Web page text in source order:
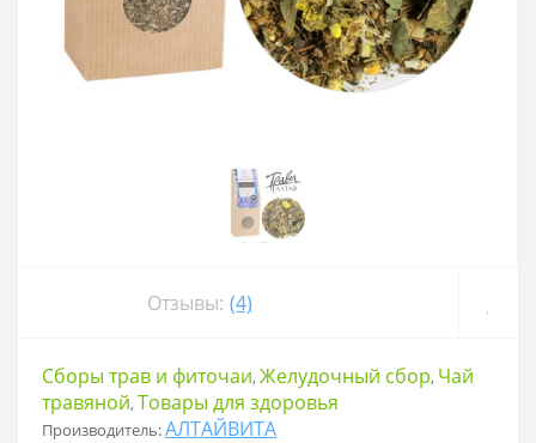
Отзывы: (4)
Сборы трав и фиточаи,Желудочный сбор, Чай
травяной,Товары для здоровья
Производитель:АЛТАЙВИТА